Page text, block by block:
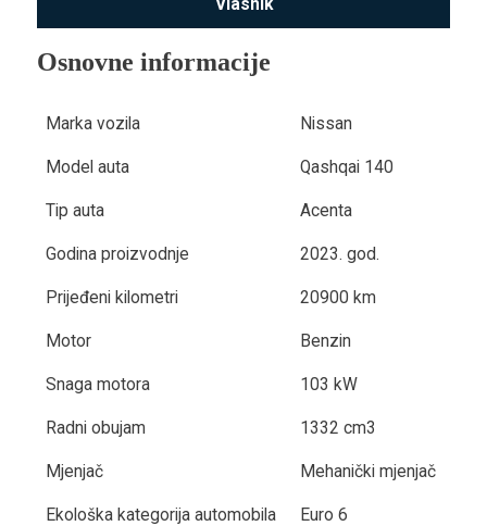
Vlasnik
Osnovne informacije
Marka vozila Nissan
Model auta Qashqai 140
Tip auta Acenta
Godina proizvodnje 2023. god.
Prijeđeni kilometri 20900 km
Motor Benzin
Snaga motora 103 kW
Radni obujam 1332 cm3
Mjenjač Mehanički mjenjač
Ekološka kategorija automobila Euro 6